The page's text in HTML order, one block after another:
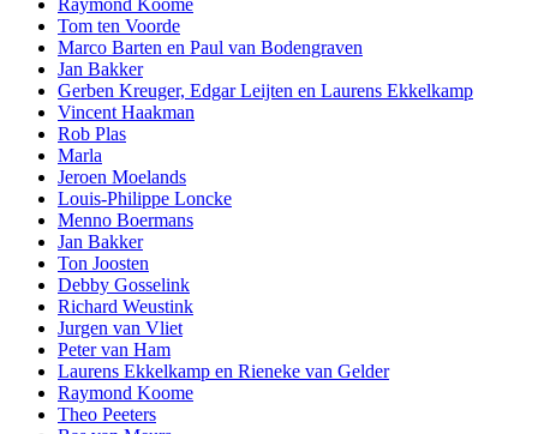
Tom ten Voorde
Marco Barten en Paul van Bodengraven
Jan Bakker
Gerben Kreuger, Edgar Leijten en Laurens Ekkelkamp
Vincent Haakman
Rob Plas
Marla
Jeroen Moelands
Louis-Philippe Loncke
Menno Boermans
Jan Bakker
Ton Joosten
Debby Gosselink
Richard Weustink
Jurgen van Vliet
Peter van Ham
Laurens Ekkelkamp en Rieneke van Gelder
Raymond Koome
Theo Peeters